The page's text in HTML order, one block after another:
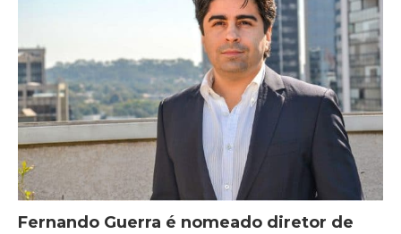
Fernando Guerra é nomeado diretor de